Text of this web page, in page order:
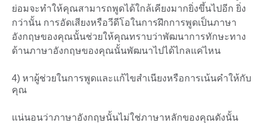
ย่อมจะทำให้คุณสามารถพูดได้ใกล้เคียงมากยิ่งขึ้นไปอีก ยิ่ง
กว่านั้น การอัดเสียงหรือวีดีโอในการฝึกการพูดเป็นภาษา
อังกฤษของคุณนั้นช่วยให้คุณทราบว่าพัฒนาการทักษะทาง
ด้านภาษาอังกฤษของคุณนั้นพัฒนาไปได้ไกลแค่ไหน
4) หาผู้ช่วยในการพูดและแก้ไขสำเนียงหรือการเน้นคำให้กับ
คุณ
แน่นอนว่าภาษาอังกฤษนั้นไม่ใช่ภาษาหลักของคุณดังนั้น